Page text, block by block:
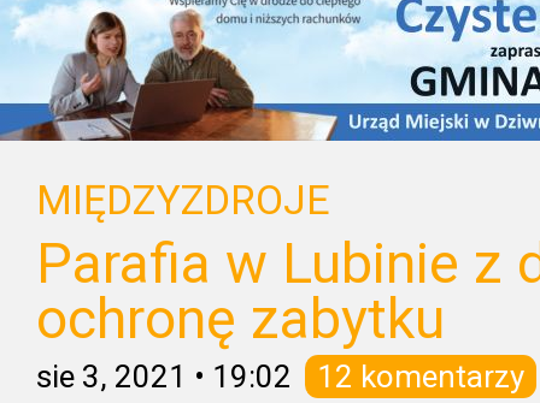
MIĘDZYZDROJE
Parafia w Lubinie z
ochronę zabytku
sie 3, 2021 • 19:02 12 komentarzy